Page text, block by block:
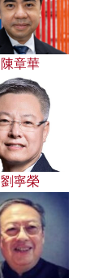
陳章華
劉寧榮